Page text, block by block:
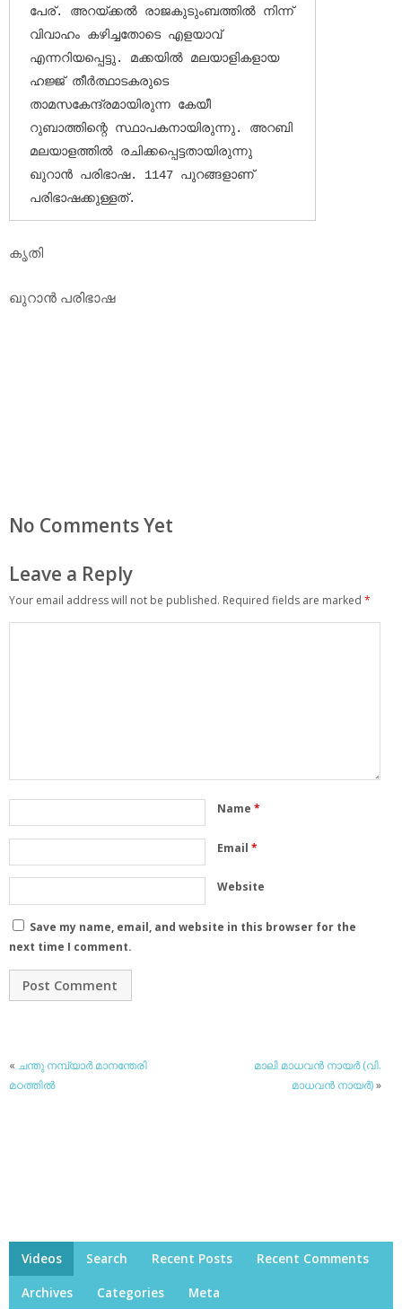
പേര്. അറയ്ക്കല്‍ രാജകുടുംബത്തില്‍ നിന്ന്
വിവാഹം കഴിച്ചതോടെ എളയാവ്
എന്നറിയപ്പെട്ടു. മക്കയില്‍ മലയാളികളായ
ഹജ്ജ് തീര്‍ത്ഥാടകരുടെ
താമസകേന്ദ്രമായിരുന്ന കേയീ
റുബാത്തിന്റെ സ്ഥാപകനായിരുന്നു. അറബി
മലയാളത്തില്‍ രചിക്കപ്പെട്ടതായിരുന്നു
ഖുറാന്‍ പരിഭാഷ. 1147 പുറങ്ങളാണ്
പരിഭാഷക്കുള്ളത്.
കൃതി
ഖുറാന്‍ പരിഭാഷ
No Comments Yet
Leave a Reply
Your email address will not be published. Required fields are marked *
Name *
Email *
Website
Save my name, email, and website in this browser for the
next time I comment.
« ചന്തു നമ്പ്യാര്‍ മാനന്തേരി
മഠത്തില്‍
മാലി മാധവന്‍ നായര്‍ (വി.
മാധവന്‍ നായര്‍)»
Videos Search Recent Posts Recent Comments
Archives Categories Meta